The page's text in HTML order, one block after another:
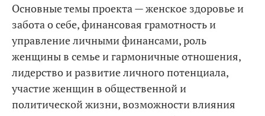
Основные темы проекта — женское здоровье и
забота о себе, финансовая грамотность и
управление личными финансами, роль
женщины в семье и гармоничные отношения,
лидерство и развитие личного потенциала,
участие женщин в общественной и
политической жизни, возможности влияния